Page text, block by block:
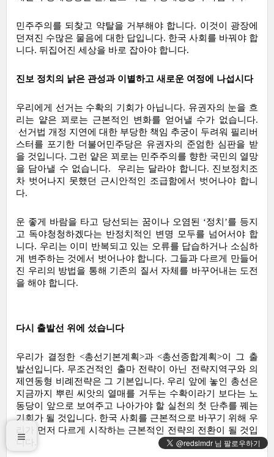
민주주의를 되찾고 약탈을 거부해야 합니다. 이것이 광장에
던져진 수많은 물음에 대한 답입니다. 한국 사회를 바꿔야 합
니다. 뒤집어진 세상을 바로 잡아야 합니다.
진보 정치의 낡은 관성과 이별하고 새로운 여정에 나섭시다
우리에게 선거는 수확의 기회가 아닙니다. 유권자의 눈을 흐
리는 얕은 꾀로는 근본적인 변화를 얻어낼 수가 없습니다.
선거법 개정 지연에 대한 부당한 책임 추궁이 두려워 필리버
스터를 포기한 더불어민주당은 유권자의 준엄한 심판을 받
을 것입니다. 그런 얕은 꾀로는 민주주의를 향한 국민의 열망
을 담아낼 수 없습니다.  우리는 달라야 합니다. 진보정치조
차 벗어나지 못했던 근시안적인 조급함에서 벗어나야 합니
다.
운 좋게 바람을 타고 당선되는 꿈이나 오염된 ‘정치’를 등지
고 독야청청하겠다는 반정치적인 변명 모두를 넘어서야 합
니다. 우리는 이미 반복되고 있는 오류를 답습하거나 소심하
게 변주하는 것에서 벗어나야 합니다. 그들과 다르게 만들어
진 우리의 방법을 통해 기존의 질서 자체를 바꾸어내는 도전
을 해야 합니다.
다시 출발선 위에 섰습니다
우리가 결정한 <총선기본계획>과 <총선종합계획>이 그 출
발선입니다. 무조건적인 출마 전략이 아닌 전략지역구와 의
제연동형 비례전략은 그 기본입니다. 우리 앞에 놓인 총선은
지금까지 뿌린 씨앗의 열매를 거두는 수확이라기 보다는 노
동당이 앞으로 보여주고 나아가야 할 실천의 첫 단추를 꿰는
기회가 될 것입니다. 한국 사회를 근본적으로 바꾸기 위해 우
리가 먼저 다르게 시작하는 근본적인 전략의 전환이 될 것입
니다.